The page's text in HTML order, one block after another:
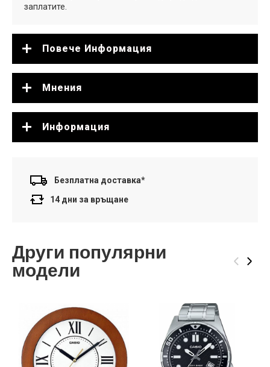
заплатите.
Повече Информация
Мнения
Информация
Безплатна доставка*
14 дни за връщане
Други популярни
модели ‹ ›